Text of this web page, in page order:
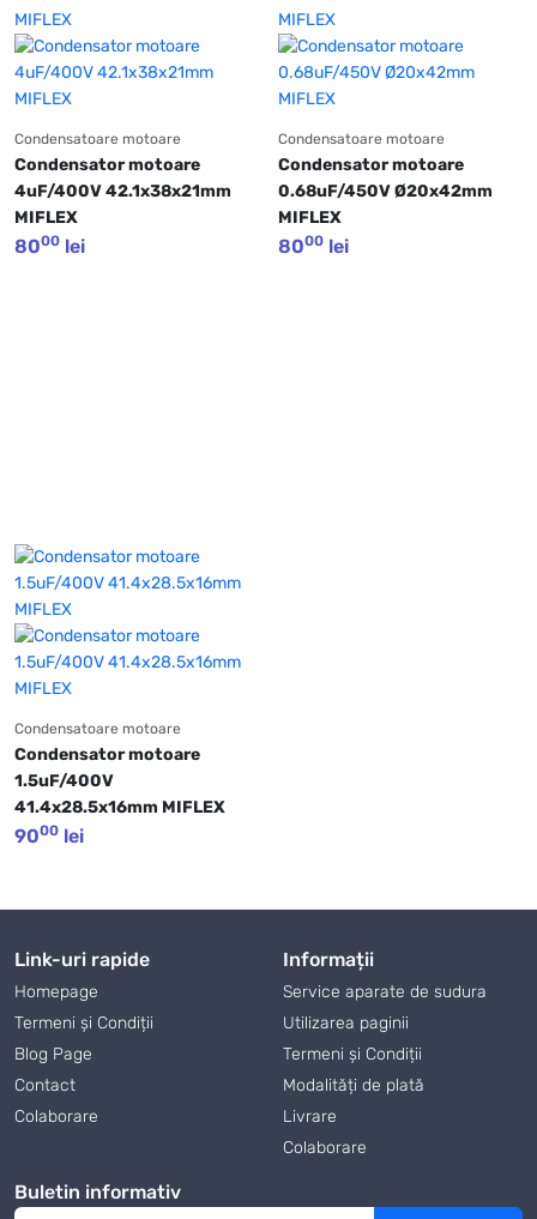
Condensatoare motoare
Condensator motoare
4uF/400V 42.1x38x21mm
MIFLEX
8000 lei
Condensatoare motoare
Condensator motoare
0.68uF/450V Ø20x42mm
MIFLEX
8000 lei
Condensatoare motoare
Condensator motoare
1.5uF/400V
41.4x28.5x16mm MIFLEX
9000 lei
Link-uri rapide
Homepage
Termeni și Condiții
Blog Page
Contact
Colaborare
Informații
Service aparate de sudura
Utilizarea paginii
Termeni și Condiții
Modalități de plată
Livrare
Colaborare
Buletin informativ